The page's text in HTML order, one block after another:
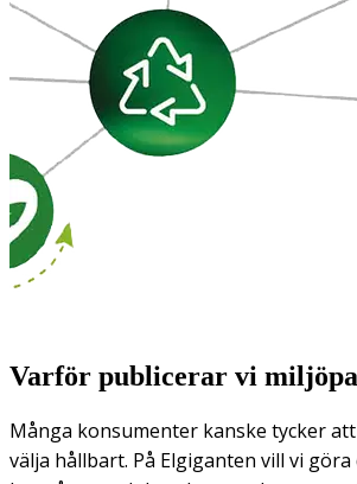
Varför publicerar vi
Många konsumenter kanske tycker
välja hållbart. På Elgiganten vill vi